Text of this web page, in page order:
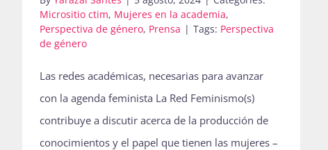
Micrositio ctim, Mujeres en la academia,
Perspectiva de género, Prensa | Tags: Perspectiva
de género
Las redes académicas, necesarias para avanzar
con la agenda feminista La Red Feminismo(s)
contribuye a discutir acerca de la producción de
conocimientos y el papel que tienen las mujeres –